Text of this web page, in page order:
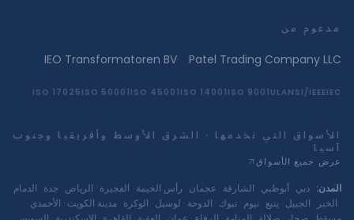
مدعوم من
Patel Trading Company LLC
·
IEO Transformatoren BV
IEC
ANSI/IEEE
UL
ISO 9001
ISO 14001
ISO 45001
ISO 50001
ISO 17025
الأسواق التي نخدمها · الشرق الأوسط وأفريقيا وجنوب
آسيا
عرض جميع الأسواق
المدن: دبي · أبوظبي · الشارقة · عجمان · رأس الخيمة · الفجيرة · الرياض · جدة · الدمام
· الخبر · الجبيل · ينبع · نيوم · تبوك · الدوحة · لوسيل · الوكرة · مدينة الكويت · الأحمدي ·